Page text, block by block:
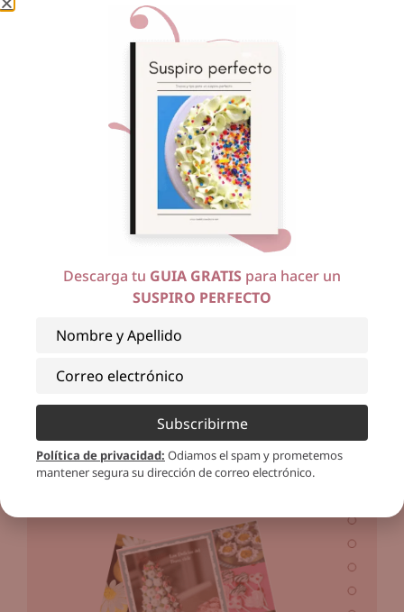
¡Haz clic para puntuar esta entrada!
Descarga tu GUIA GRATIS para hacer un
SUSPIRO PERFECTO
Subscribirme
Política de privacidad: Odiamos el spam y prometemos
mantener segura su dirección de correo electrónico.